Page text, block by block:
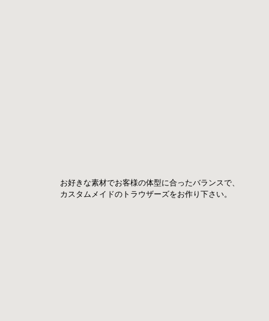
お好きな素材でお客様の体型に合ったバランスで、
カスタムメイドのトラウザーズをお作り下さい。